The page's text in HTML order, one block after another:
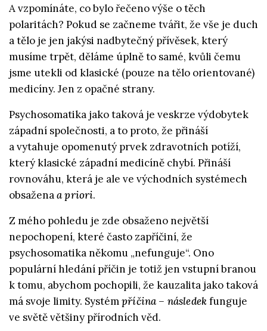
A vzpomínáte, co bylo řečeno výše o těch
polaritách? Pokud se začneme tvářit, že vše je duch
a tělo je jen jakýsi nadbytečný přívěsek, který
musíme trpět, děláme úplně to samé, kvůli čemu
jsme utekli od klasické (pouze na tělo orientované)
medicíny. Jen z opačné strany.
Psychosomatika jako taková je veskrze výdobytek
západní společnosti, a to proto, že přináší
a vytahuje opomenutý prvek zdravotních potíží,
který klasické západní medicíně chybí. Přináší
rovnováhu, která je ale ve východních systémech
obsaženaa priori.
Z mého pohledu je zde obsaženo největší
nepochopení, které často zapříčiní, že
psychosomatika někomu „nefunguje“. Ono
populární hledání příčin je totiž jen vstupní branou
k tomu, abychom pochopili, že kauzalita jako taková
má svoje limity. Systémpříčina – následekfunguje
ve světě většiny přírodních věd.